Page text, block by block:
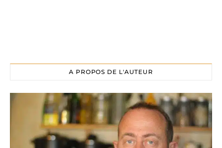
A PROPOS DE L'AUTEUR